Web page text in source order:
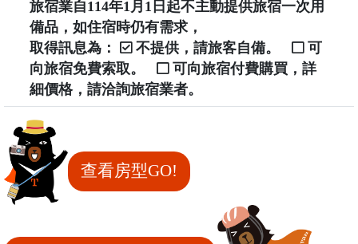
旅宿業自114年1月1日起不主動提供旅宿一次用
備品，如住宿時仍有需求，
取得訊息為：
不提供，請旅客自備。
可
向旅宿免費索取。
可向旅宿付費購買，詳
細價格，請洽詢旅宿業者。
查看房型GO!